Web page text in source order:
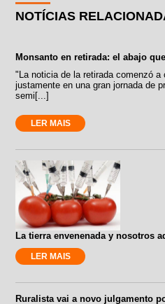
NOTÍCIAS
Monsanto en retirada: el abajo
"La noticia de la retirada comenzó a
justamente en una gran jornada de
semi[...]
LER MAIS
La tierra envenenada y nosotros
LER MAIS
Ruralista vai a novo julgamento